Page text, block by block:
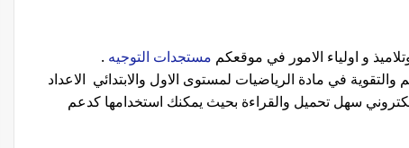
و اولياء الامور في موقعكم مستجدات التوجيه .
في مادة الرياضيات لمستوى الاول والابتدائي الاعداد
الالكتروني سهل تحميل والقراءة بحيث يمكنك استخدامها كدعم